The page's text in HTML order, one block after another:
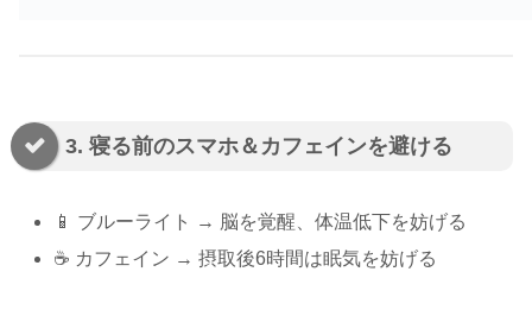
3. 寝る前のスマホ＆カフェインを避ける
📱 ブルーライト → 脳を覚醒、体温低下を妨げる
☕ カフェイン → 摂取後6時間は眠気を妨げる